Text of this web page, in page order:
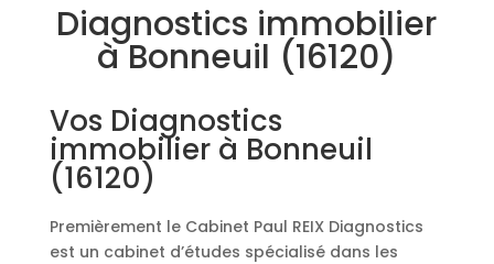
Diagnostics immobilier
à Bonneuil (16120)
Vos Diagnostics
immobilier à Bonneuil
(16120)
Premièrement le Cabinet Paul REIX Diagnostics
est un cabinet d’études spécialisé dans les